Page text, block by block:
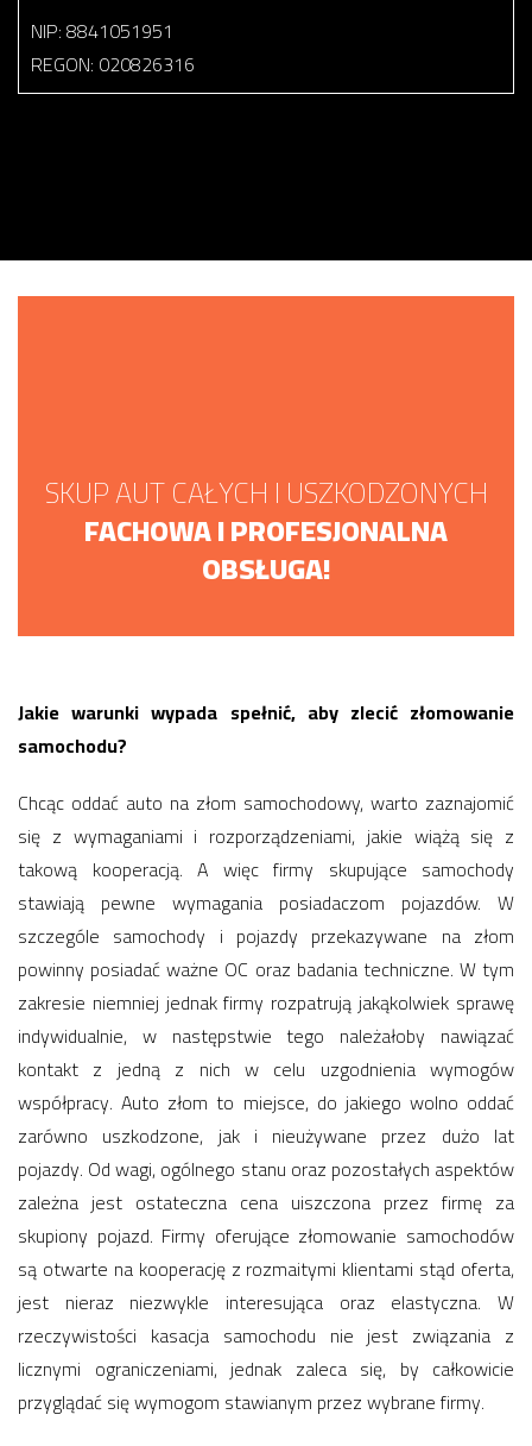
NIP: 8841051951
REGON: 020826316
SKUP AUT CAŁYCH I USZKODZONYCH
FACHOWA I PROFESJONALNA
OBSŁUGA!
Jakie warunki wypada spełnić, aby zlecić złomowanie
samochodu?
Chcąc oddać auto na złom samochodowy, warto zaznajomić
się z wymaganiami i rozporządzeniami, jakie wiążą się z
takową kooperacją. A więc firmy skupujące samochody
stawiają pewne wymagania posiadaczom pojazdów. W
szczególe samochody i pojazdy przekazywane na złom
powinny posiadać ważne OC oraz badania techniczne. W tym
zakresie niemniej jednak firmy rozpatrują jakąkolwiek sprawę
indywidualnie, w następstwie tego należałoby nawiązać
kontakt z jedną z nich w celu uzgodnienia wymogów
współpracy. Auto złom to miejsce, do jakiego wolno oddać
zarówno uszkodzone, jak i nieużywane przez dużo lat
pojazdy. Od wagi, ogólnego stanu oraz pozostałych aspektów
zależna jest ostateczna cena uiszczona przez firmę za
skupiony pojazd. Firmy oferujące złomowanie samochodów
są otwarte na kooperację z rozmaitymi klientami stąd oferta,
jest nieraz niezwykle interesująca oraz elastyczna. W
rzeczywistości kasacja samochodu nie jest związania z
licznymi ograniczeniami, jednak zaleca się, by całkowicie
przyglądać się wymogom stawianym przez wybrane firmy.